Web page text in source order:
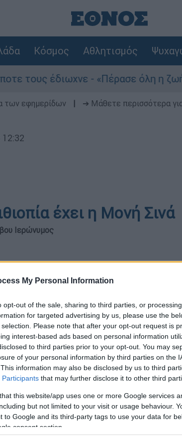
My Personal Information
opt-out of the sale, sharing to third parties, or
for targeted advertising by us, please use the
Please note that after your opt-out request is
interest-based ads based on personal information
to third parties prior to your opt-out. You may
of your personal information by third parties on the
information may also be disclosed by us to third
Participants that may further disclose it to other third
this website/app uses one or more Google services
but not limited to your visit or usage behaviour.
to Google and its third-party tags to use your data for
consent section.
Κόσμος Αθλητισμός
έδιωχνε - «Πέρασε όλη η ζωή
των εφημερίδων ➔ Μάθετε περισσότερα
12:32
έχει η Μονή Σινά
Ιερώνυμος